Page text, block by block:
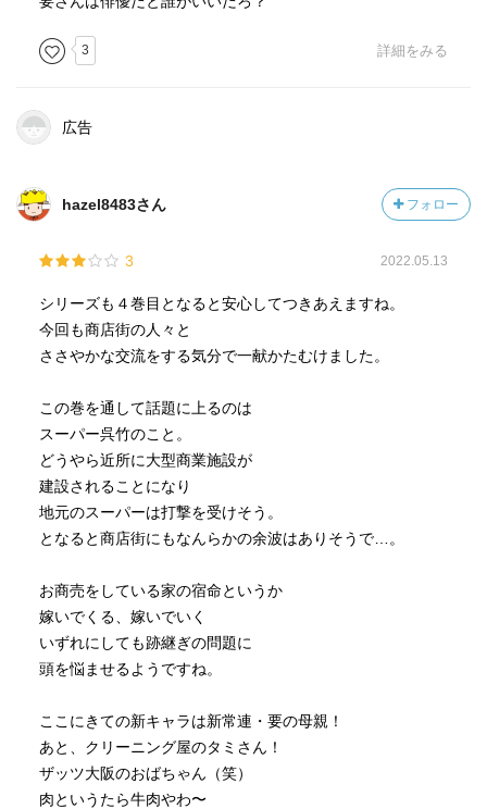
3 詳細をみる
広告
hazel8483さん フォロー
3 2022.05.13
シリーズも４巻目となると安心してつきあえますね。
今回も商店街の人々と
ささやかな交流をする気分で一献かたむけました。
この巻を通して話題に上るのは
スーパー呉竹のこと。
どうやら近所に大型商業施設が
建設されることになり
地元のスーパーは打撃を受けそう。
となると商店街にもなんらかの余波はありそうで…。
お商売をしている家の宿命というか
嫁いでくる、嫁いでいく
いずれにしても跡継ぎの問題に
頭を悩ませるようですね。
ここにきての新キャラは新常連・要の母親！
あと、クリーニング屋のタミさん！
ザッツ大阪のおばちゃん（笑）
肉というたら牛肉やわ〜